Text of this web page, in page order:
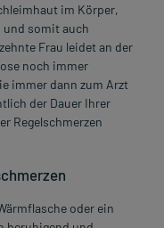
im Körper,
und somit auch
Frau leidet an der
noch immer
immer dann zum Arzt
der Dauer Ihrer
Regelschmerzen
oder ein